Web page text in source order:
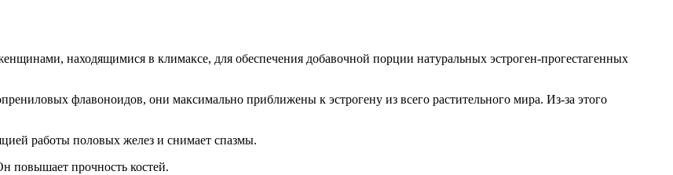
находящимися в климаксе, для обеспечения добавочной порции натуральных эстроген-прогестагенных
флавоноидов, они максимально приближены к эстрогену из всего растительного мира. Из-за этого
работы половых желез и снимает спазмы.
повышает прочность костей.